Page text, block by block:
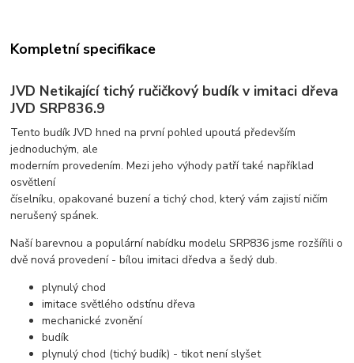
Kompletní specifikace
JVD Netikající tichý ručičkový budík v imitaci dřeva
JVD SRP836.9
Tento budík JVD hned na první pohled upoutá především
jednoduchým, ale
moderním provedením. Mezi jeho výhody patří také například
osvětlení
číselníku, opakované buzení a tichý chod, který vám zajistí ničím
nerušený spánek.
Naší barevnou a populární nabídku modelu SRP836 jsme rozšířili o
dvě nová provedení - bílou imitaci dředva a šedý dub.
plynulý chod
imitace světlého odstínu dřeva
mechanické zvonění
budík
plynulý chod (tichý budík) - tikot není slyšet